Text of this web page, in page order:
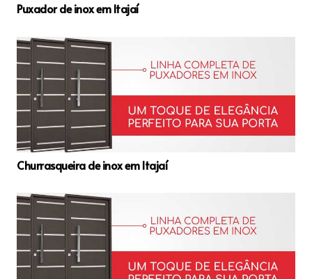
Puxador de inox em Itajaí
Churrasqueira de inox em Itajaí